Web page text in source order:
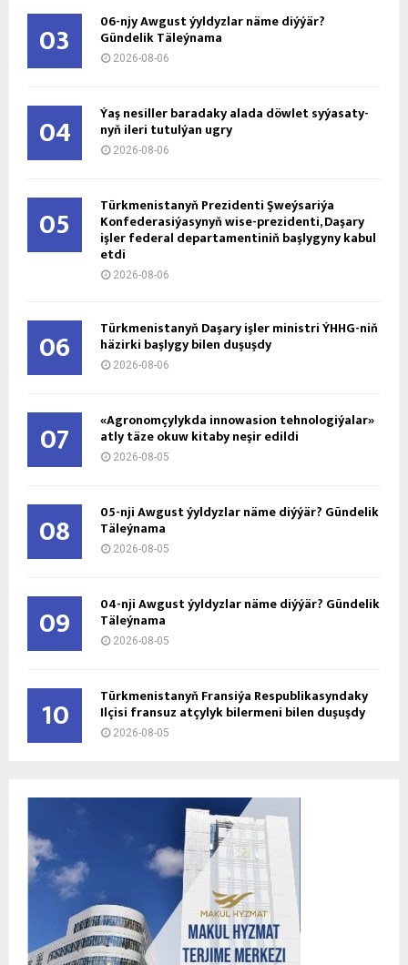
03 06-njy Awgust ýyldyzlar näme diýýär?
Gündelik Täleýnama
2026-08-06
04 Ýaş ne­sil­ler ba­ra­da­ky ala­da döw­let sy­ýa­sa­ty­
nyň ile­ri tu­tul­ýan ug­ry
2026-08-06
05 Türkmenistanyň Prezidenti Şweýsariýa
Konfederasiýasynyň wise-prezidenti, Daşary
işler federal departamentiniň başlygyny kabul
etdi
2026-08-06
06 Türkmenistanyň Daşary işler ministri ÝHHG-niň
häzirki başlygy bilen duşuşdy
2026-08-06
07 «Agronomçylykda innowasion tehnologiýalar»
atly täze okuw kitaby neşir edildi
2026-08-05
08 05-nji Awgust ýyldyzlar näme diýýär? Gündelik
Täleýnama
2026-08-05
09 04-nji Awgust ýyldyzlar näme diýýär? Gündelik
Täleýnama
2026-08-05
10 Türkmenistanyň Fransiýa Respublikasyndaky
Ilçisi fransuz atçylyk bilermeni bilen duşuşdy
2026-08-05